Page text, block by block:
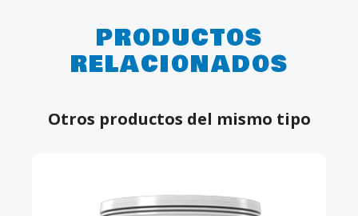
PRODUCTOS
RELACIONADOS
Otros productos del mismo tipo